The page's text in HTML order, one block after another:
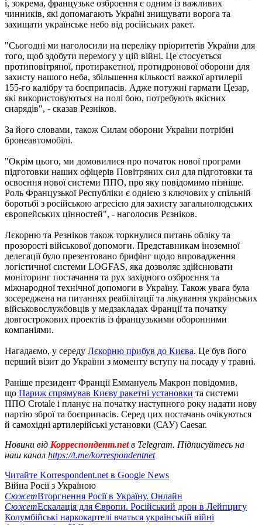
і, зокрема, французьке озброєння є одним із важливих
чинників, які допомагають Україні знищувати ворога та
захищати українське небо від російських ракет.
"Сьогодні ми наголосили на переліку пріоритетів України для
того, щоб здобути перемогу у цій війні. Це стосується
протиповітряної, протиракетної, протидронової оборони для
захисту нашого неба, збільшення кількості важкої артилерії
155-го калібру та боєприпасів. Адже потужні гармати Цезар,
які використовуються на полі бою, потребують якісних
снарядів", - сказав Резніков.
За його словами, також Силам оборони України потрібні
бронеавтомобілі.
"Окрім цього, ми домовилися про початок нової програми
підготовки наших офіцерів Повітряних сил для підготовки та
освоєння нової системи ППО, про яку повідомимо пізніше.
Роль Французької Республіки є однією з ключових у спільній
боротьбі з російською агресією для захисту загальнолюдських
європейських цінностей", - наголосив Рєзніков.
Лєкорню та Резніков також торкнулися питань обліку та
прозорості військової допомоги. Представникам іноземної
делегації було презентовано брифінг щодо впровадження
логістичної системи LOGFAS, яка дозволяє здійснювати
моніторинг постачання та рух західного озброєння та
міжнародної технічної допомоги в Україну. Також увага була
зосереджена на питаннях реабілітації та лікування українських
військовослужбовців у медзакладах Франції та початку
довгострокових проектів із французькими оборонними
компаніями.
Нагадаємо, у середу Лєкорню прибув до Києва. Це був його
перший візит до України з моменту вступу на посаду у травні.
Раніше президент Франції Еммануель Макрон повідомив,
що Париж спрямував Києву ракетні установки та системи
ППО Crotale і планує на початку наступного року надати нову
партію зброї та боєприпасів. Серед цих постачань очікуються
й самохідні артилерійські установки (САУ) Caesar.
Новини від Корреспондент.netв Telegram. Підписуйтесь на
наш канал https://t.me/korrespondentnet
Читайте Korrespondent.net в Google News
Війна Росії з Україною
СюжетВторгнення Росії в Україну. Онлайн
СюжетЕскалація для Європи. Російський дрон в Лейпцигу
Колумбійські наркокартелі вчаться українській війні